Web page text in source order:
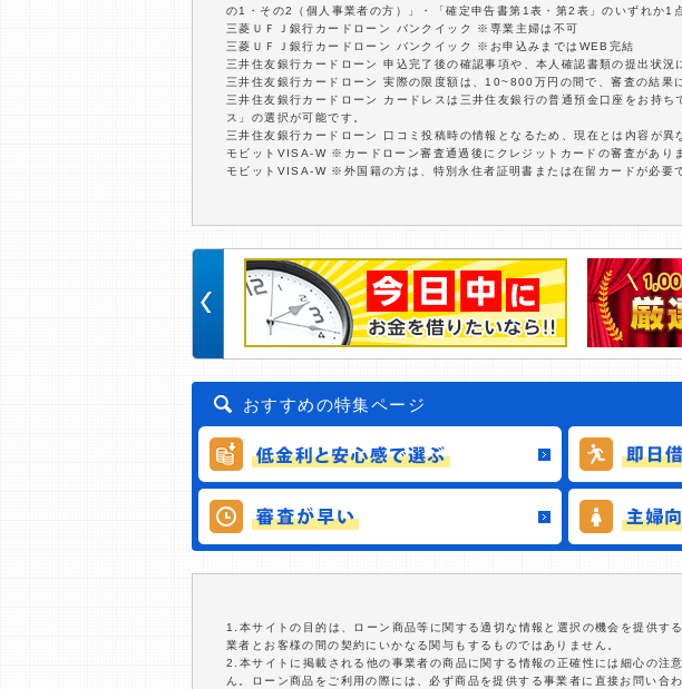
の1・その2（個人事業者の方）」・「確定申告書第1表・第2表」のいずれか1
三菱ＵＦＪ銀行カードローン バンクイック ※専業主婦は不可
三菱ＵＦＪ銀行カードローン バンクイック ※お申込みまではWEB完結
三井住友銀行カードローン 申込完了後の確認事項や、本人確認書類の提出状況
三井住友銀行カードローン 実際の限度額は、10~800万円の間で、審査の結果
三井住友銀行カードローン カードレスは三井住友銀行の普通預金口座をお持
ス」の選択が可能です。
三井住友銀行カードローン 口コミ投稿時の情報となるため、現在とは内容が
モビットVISA-W ※カードローン審査通過後にクレジットカードの審査があり
モビットVISA-W ※外国籍の方は、特別永住者証明書または在留カードが必要
おすすめの特集ページ
1.本サイトの目的は、ローン商品等に関する適切な情報と選択の機会を提供
業者とお客様の間の契約にいかなる関与もするものではありません。
2.本サイトに掲載される他の事業者の商品に関する情報の正確性には細心の注
ん。ローン商品をご利用の際には、必ず商品を提供する事業者に直接お問い合